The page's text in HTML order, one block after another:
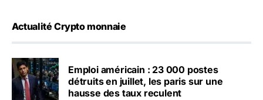
Actualité Crypto monnaie
Emploi américain : 23 000 postes
détruits en juillet, les paris sur une
hausse des taux reculent